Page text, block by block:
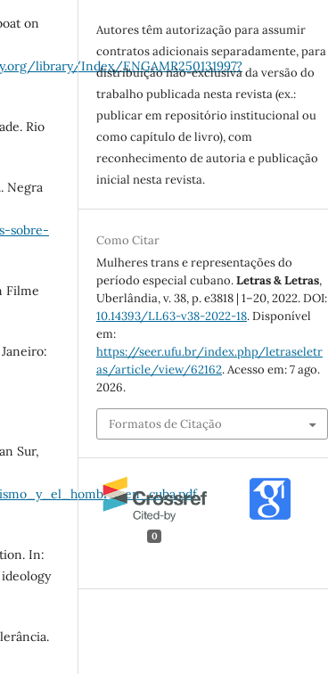
on
library/Index/ENGAMR250131997?
Rio
Negra
sobre-
Filme
Sur,
.
In:
Autores têm autorização para assumir
contratos adicionais separadamente, para
distribuição não-exclusiva da versão do
trabalho publicada nesta revista (ex.:
publicar em repositório institucional ou
como capítulo de livro), com
reconhecimento de autoria e publicação
inicial nesta revista.
Como Citar
Mulheres trans e representações do
período especial cubano.Letras & Letras,
Uberlândia, v. 38, p. e3818 | 1–20, 2022. DOI:
10.14393/LL63-v38-2022-18. Disponível
em:
https://seer.ufu.br/index.php/letraseletr
as/article/view/62162. Acesso em: 7 ago.
2026.
Formatos de Citação
0